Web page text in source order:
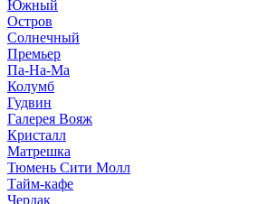
Южный
Остров
Солнечный
Премьер
Па-На-Ма
Колумб
Гудвин
Галерея Вояж
Кристалл
Матрешка
Тюмень Сити Молл
Тайм-кафе
Чердак